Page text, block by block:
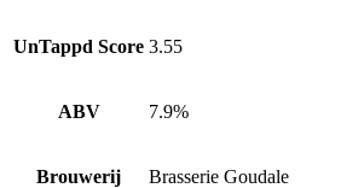
Citra
Goudale
UnTappd Score 3.55
ABV 7.9%
Brouwerij Brasserie Goudale